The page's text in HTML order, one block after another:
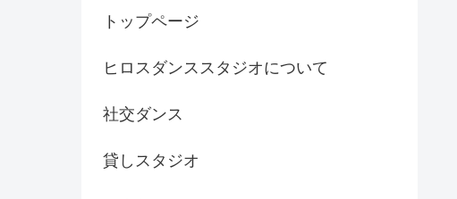
トップページ
ヒロスダンススタジオについて
社交ダンス
貸しスタジオ